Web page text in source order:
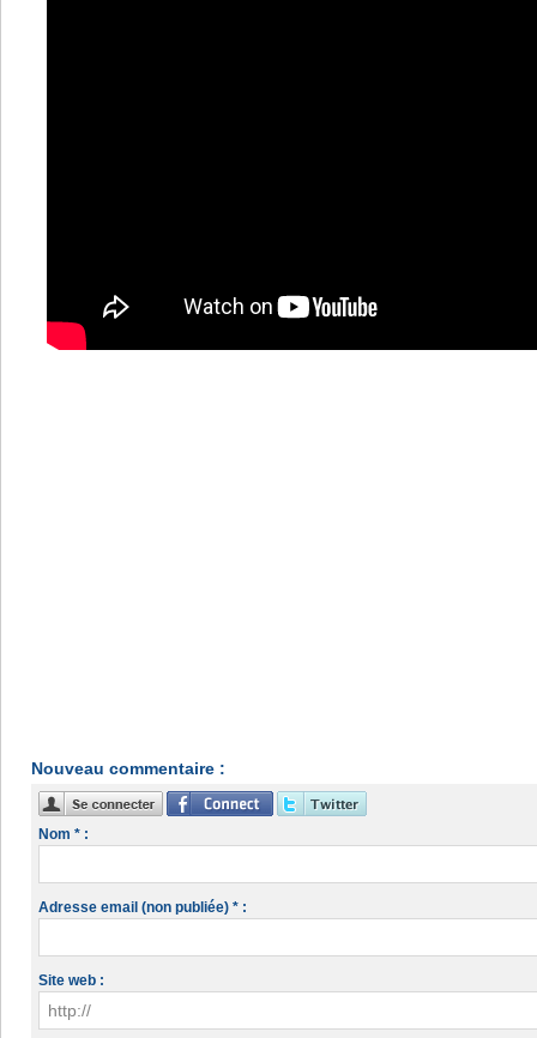
Nouveau commentaire :
Nom * :
Adresse email (non publiée) * :
Site web :